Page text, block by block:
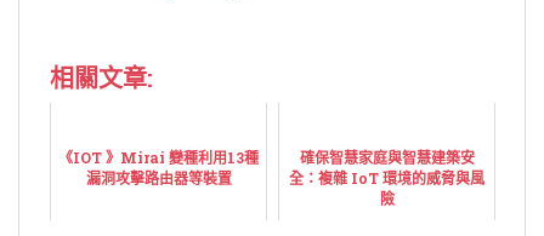
相關文章:
《IOT 》Mirai 變種利用13種
漏洞攻擊路由器等裝置
確保智慧家庭與智慧建築安
全：複雜 IoT 環境的威脅與風
險